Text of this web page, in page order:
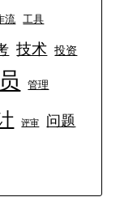
流 工具
技术 投资
管理
评审 问题